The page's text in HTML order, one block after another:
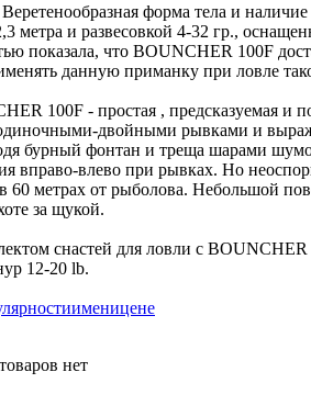
форма тела и
метра и развесовкой 4-32 гр.,
показала, что BOUNCHER 100F
данную приманку при ловле
100F - простая , предсказуемая и
двойными рывками и
бурный фонтан и треща шарами
вправо-влево при рывках. Но
60 метрах от рыболова. Небольшой
за щукой.
снастей для ловли с BOUNCHER
12-20 lb.
именицене
нет